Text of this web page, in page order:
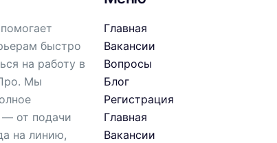
быстро
на работу в
Мы
от подачи
на линию,
Главная
Вакансии
Вопросы
Блог
Регистрация
Главная
Вакансии